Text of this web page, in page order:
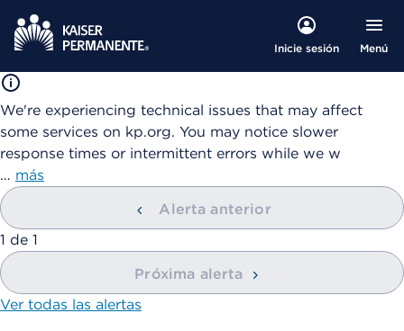
Inicie sesión Menú
We're experiencing technical issues that may affect
some services on kp.org. You may notice slower
response times or intermittent errors while we w
… más
Alerta anterior
mostrando
1 de 1
Próxima alerta
Ver todas las alertas